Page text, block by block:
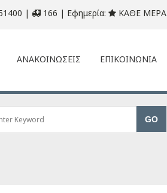
| 166 | Εφημερία: ΚΑΘΕ ΜΕΡΑ
ΑΝΑΚΟΙΝΩΣΕΙΣ ΕΠΙΚΟΙΝΩΝΙΑ